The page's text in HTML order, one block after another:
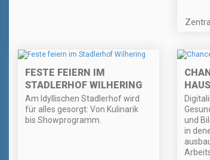
FESTE FEIERN IM
STADLERHOF WILHERING
Am Idyllischen Stadlerhof wird
für alles gesorgt: Von Kulinarik
bis Showprogramm.
und
in